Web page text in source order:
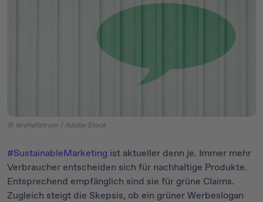
© larshallstrom / Adobe Stock
#SustainableMarketing ist aktueller denn je. Immer mehr
Verbraucher entscheiden sich für nachhaltige Produkte.
Entsprechend empfänglich sind sie für grüne Claims.
Zugleich steigt die Skepsis, ob ein grüner Werbeslogan